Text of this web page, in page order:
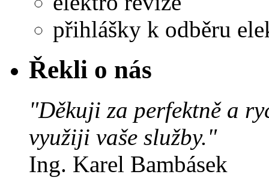
přihlášky k odběru
Řekli o nás
"Děkuji za perfektně a
využiji vaše služby."
Ing. Karel Bambásek